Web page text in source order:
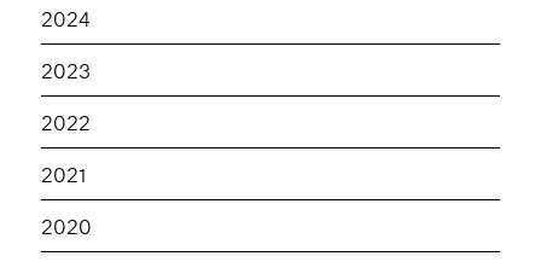
2024
2023
2022
2021
2020